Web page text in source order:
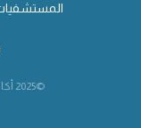
المستشفيات
©2025 أكاديمية فقيه كير. كل الحقوق محفوظة.